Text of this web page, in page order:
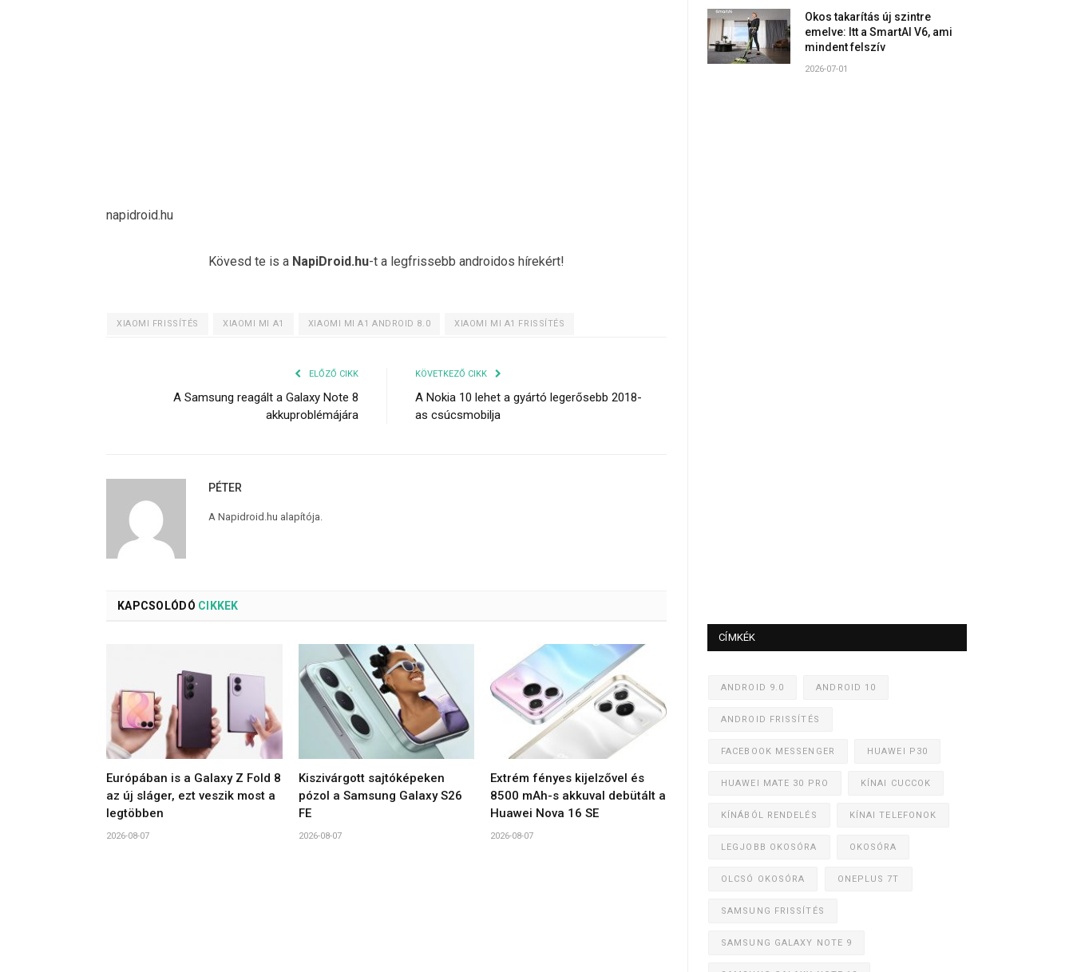
napidroid.hu
Kövesd te is a NapiDroid.hu-t a legfrissebb androidos hírekért!
XIAOMI FRISSÍTÉS XIAOMI MI A1 XIAOMI MI A1 ANDROID 8.0 XIAOMI MI A1 FRISSÍTÉS
ELŐZŐ CIKK
A Samsung reagált a Galaxy Note 8
akkuproblémájára
KÖVETKEZŐ CIKK
A Nokia 10 lehet a gyártó legerősebb 2018-
as csúcsmobilja
PÉTER
A Napidroid.hu alapítója.
KAPCSOLÓDÓ CIKKEK
Európában is a Galaxy Z Fold 8
az új sláger, ezt veszik most a
legtöbben
2026-08-07
Kiszivárgott sajtóképeken
pózol a Samsung Galaxy S26
FE
2026-08-07
Extrém fényes kijelzővel és
8500 mAh-s akkuval debütált a
Huawei Nova 16 SE
2026-08-07
Okos takarítás új szintre
emelve: Itt a SmartAI V6, ami
mindent felszív
2026-07-01
CÍMKÉK
ANDROID 9.0 ANDROID 10
ANDROID FRISSÍTÉS
FACEBOOK MESSENGER HUAWEI P30
HUAWEI MATE 30 PRO KÍNAI CUCCOK
KÍNÁBÓL RENDELÉS KÍNAI TELEFONOK
LEGJOBB OKOSÓRA OKOSÓRA
OLCSÓ OKOSÓRA ONEPLUS 7T
SAMSUNG FRISSÍTÉS
SAMSUNG GALAXY NOTE 9